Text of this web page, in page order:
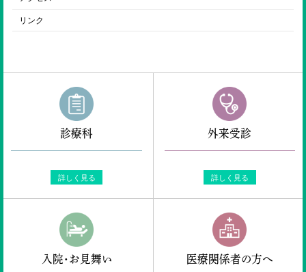
リンク
診療科
詳しく見る
外来受診
詳しく見る
入院・お見舞い 医療関係者の方へ